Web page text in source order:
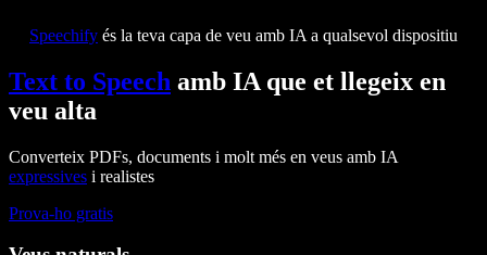
Speechify és la teva capa de veu amb IA a qualsevol dispositiu
Text to Speech amb IA que et llegeix en
veu alta
Converteix PDFs, documents i molt més en veus amb IA
expressives i realistes
Prova-ho gratis